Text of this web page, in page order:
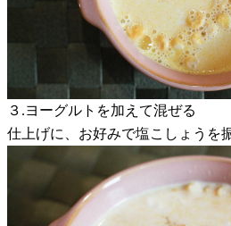
３.ヨーグルトを加えて混ぜる
仕上げに、お好みで塩こしょうを